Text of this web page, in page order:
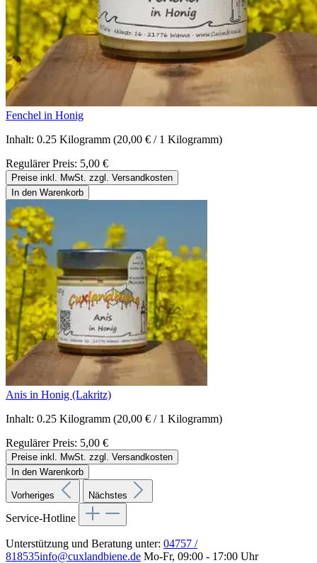
Fenchel in Honig
Inhalt: 0.25 Kilogramm (20,00 € / 1 Kilogramm)
Regulärer Preis: 5,00 €
Preise inkl. MwSt. zzgl. Versandkosten
In den Warenkorb
Anis in Honig (Lakritz)
Inhalt: 0.25 Kilogramm (20,00 € / 1 Kilogramm)
Regulärer Preis: 5,00 €
Preise inkl. MwSt. zzgl. Versandkosten
In den Warenkorb
Vorheriges Nächstes
Service-Hotline
Unterstützung und Beratung unter: 04757 /
818535info@cuxlandbiene.de Mo-Fr, 09:00 - 17:00 Uhr